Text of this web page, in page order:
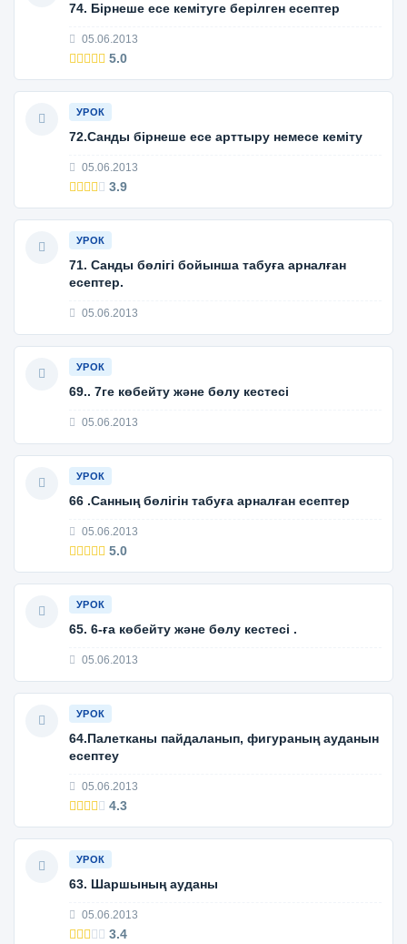
74. Бірнеше есе кемітуге берілген есептер
05.06.2013
5.0
УРОК
72.Санды бірнеше есе арттыру немесе кеміту
05.06.2013
3.9
УРОК
71. Санды бөлігі бойынша табуға арналған
есептер.
05.06.2013
УРОК
69.. 7ге көбейту және бөлу кестесі
05.06.2013
УРОК
66 .Санның бөлігін табуға арналған есептер
05.06.2013
5.0
УРОК
65. 6-ға көбейту және бөлу кестесі .
05.06.2013
УРОК
64.Палетканы пайдаланып, фигураның ауданын
есептеу
05.06.2013
4.3
УРОК
63. Шаршының ауданы
05.06.2013
3.4